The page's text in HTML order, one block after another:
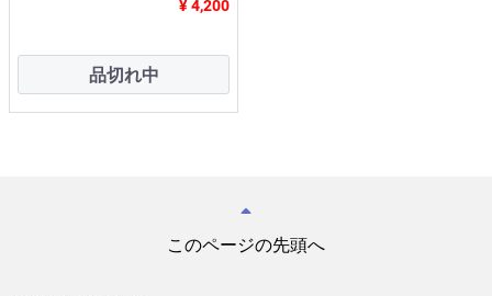
¥ 4,200
品切れ中
このページの先頭へ